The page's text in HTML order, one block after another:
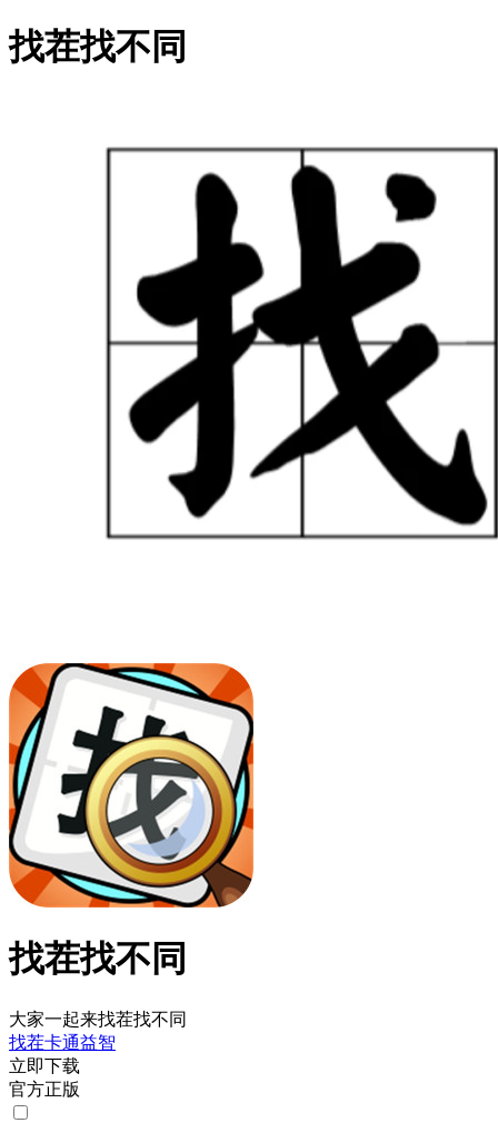
找茬找不同
找茬找不同
大家一起来找茬找不同
找茬卡通益智
立即下载
官方正版